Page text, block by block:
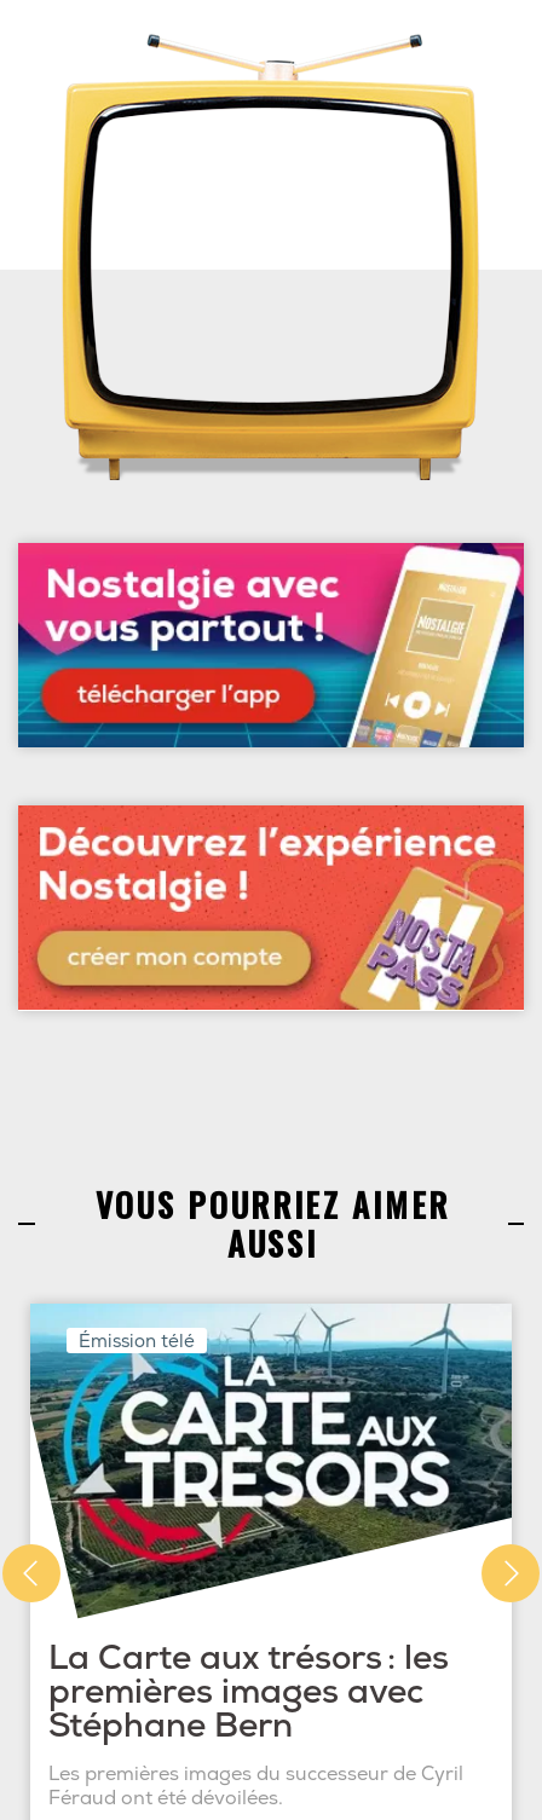
VOUS POURRIEZ AIMER
AUSSI
Émission télé
La Carte aux trésors : les
premières images avec
Stéphane Bern
Les premières images du successeur de Cyril
Féraud ont été dévoilées.